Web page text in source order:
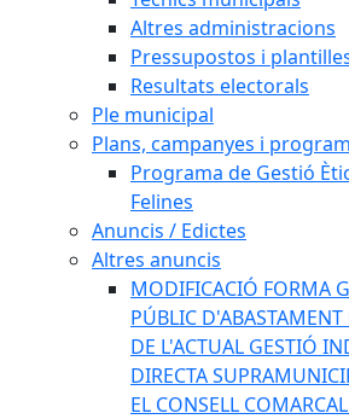
Altres administracions
Pressupostos i
Resultats electorals
Ple municipal
Plans, campanyes i
Programa de Gestió
Felines
Anuncis / Edictes
Altres anuncis
MODIFICACIÓ FORMA
PÚBLIC
DE L'ACTUAL GESTIÓ
DIRECTA
EL CONSELL